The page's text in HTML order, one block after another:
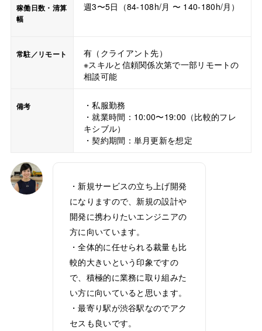
稼働日数・清算
幅
週3〜5日（84-108h/月 〜 140-180h/月）
常駐／リモート
有（クライアント先）
※スキルと信頼関係次第で一部リモートの
相談可能
備考
・私服勤務
・就業時間：10:00〜19:00（比較的フレ
キシブル）
・契約期間：単月更新を想定
・新規サービスの立ち上げ開発
になりますので、新規の設計や
開発に携わりたいエンジニアの
方に向いています。
・全体的に任せられる裁量も比
較的大きいという印象ですの
で、積極的に業務に取り組みた
い方に向いていると思います。
・最寄り駅が渋谷駅なのでアク
セスも良いです。